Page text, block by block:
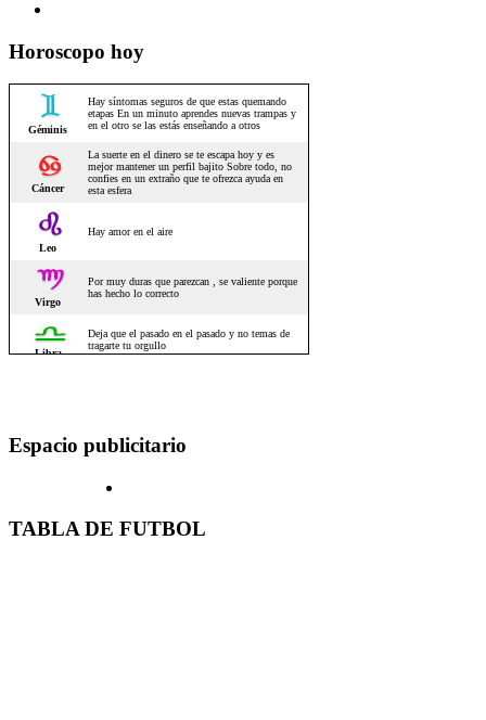
Horoscopo hoy
Espacio publicitario
TABLA DE FUTBOL